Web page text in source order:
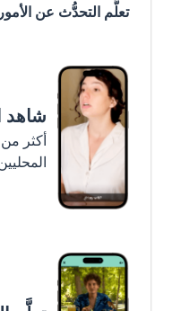
تعلَّم التحدُّث عن
شاهد